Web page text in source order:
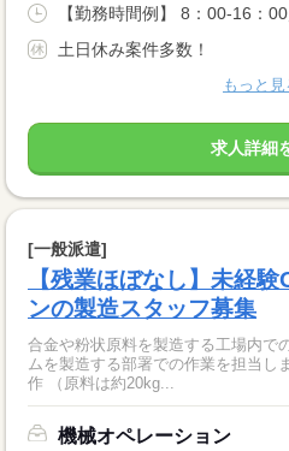
【勤務時間例】 8：00-16：
土日休み案件多数！
もっと見
求人詳細
[一般派遣]
【残業ほぼなし】未経
ンの製造スタッフ募集
合金や粉状原料を製造する工場内で
ムを製造する部署での作業を担当します。 ・原料を機械へ
作 （原料は約20kg...
機械オペレーション